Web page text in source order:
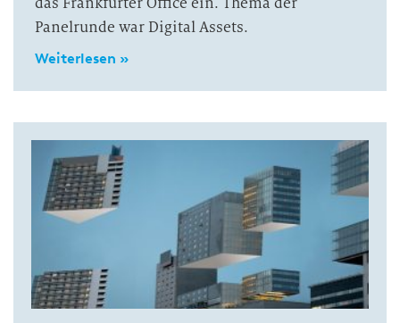
Panelrunde war Digital Assets.
Weiterlesen »